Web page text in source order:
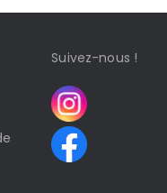
Suivez-nous !